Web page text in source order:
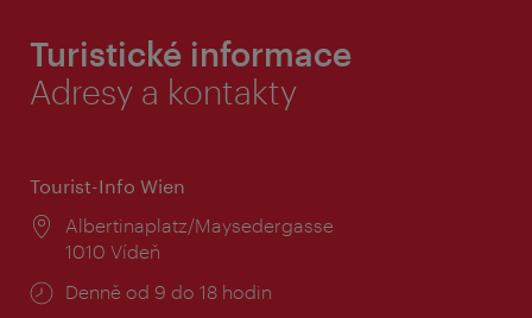
Turistické informace
Adresy a kontakty
Tourist-Info Wien
Místo:
Albertinaplatz/Maysedergasse
1010 Vídeň
Provozní
Denně od 9 do 18 hodin